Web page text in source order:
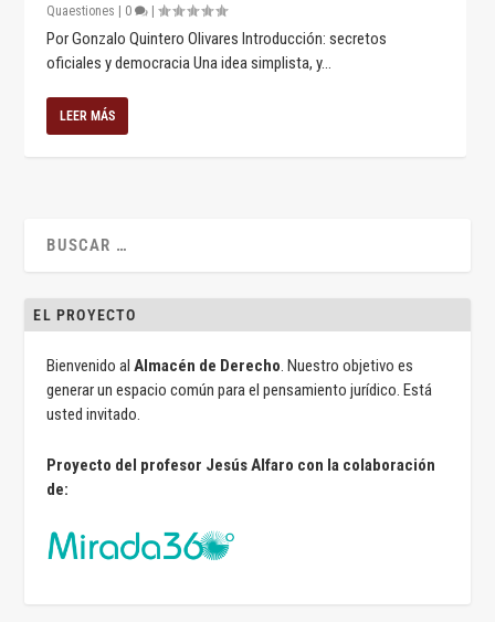
Quaestiones
0 |
Por Gonzalo Quintero Olivares Introducción: secretos
oficiales y democracia Una idea simplista, y...
LEER MÁS
EL PROYECTO
Bienvenido alAlmacén de Derecho. Nuestro objetivo es
generar un espacio común para el pensamiento jurídico. Está
usted invitado.
Proyecto del profesor Jesús Alfaro con la colaboración
de: